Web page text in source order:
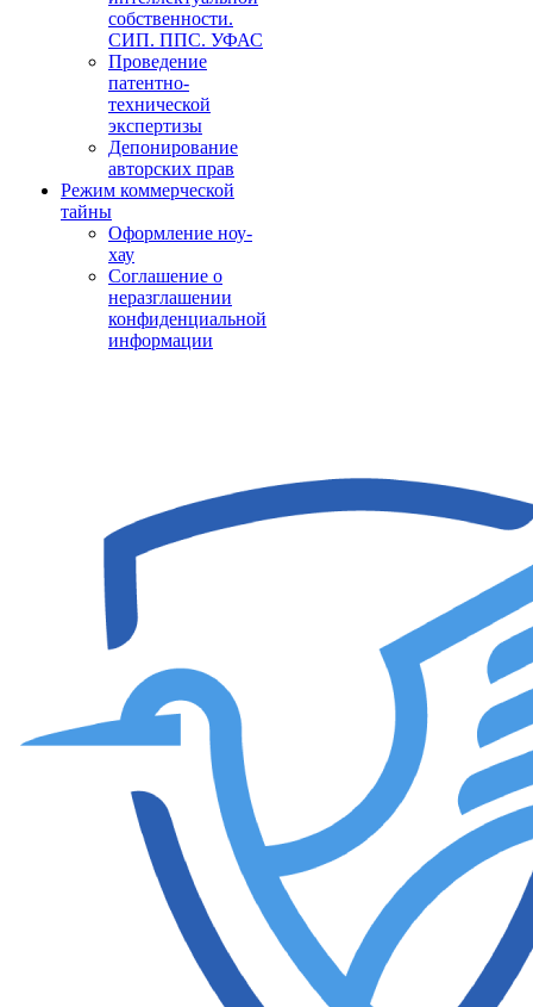
собственности.
СИП. ППС. УФАС
Проведение
патентно-
технической
экспертизы
Депонирование
авторских прав
Режим коммерческой
тайны
Оформление ноу-
хау
Соглашение о
неразглашении
конфиденциальной
информации